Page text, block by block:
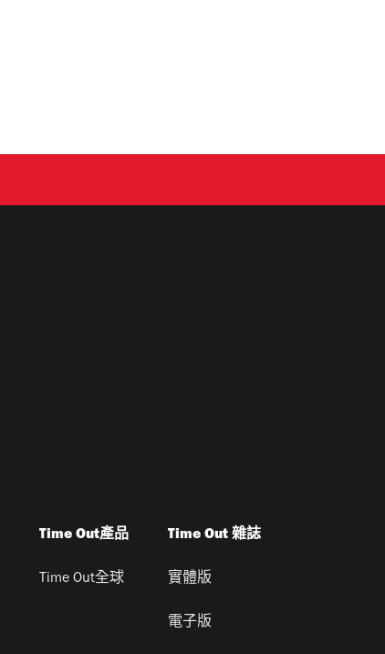
Time Out產品
Time Out全球
Time Out 雜誌
實體版
電子版